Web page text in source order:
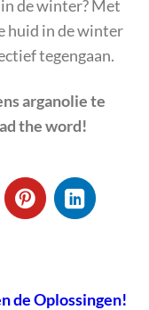
de winter? Met
huid in de winter
tegengaan.
arganolie te
the word!
de Oplossingen!